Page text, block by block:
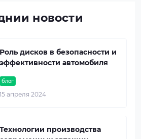
новости
блог
15 апреля 2024
Роль дисков в безопасности и
эффективности автомобиля
Технологии производства